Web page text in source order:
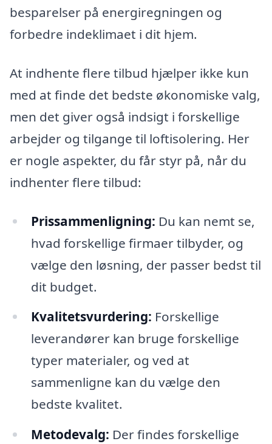
besparelser på energiregningen og
forbedre indeklimaet i dit hjem.
At indhente flere tilbud hjælper ikke kun
med at finde det bedste økonomiske valg,
men det giver også indsigt i forskellige
arbejder og tilgange til loftisolering. Her
er nogle aspekter, du får styr på, når du
indhenter flere tilbud:
Prissammenligning: Du kan nemt se,
hvad forskellige firmaer tilbyder, og
vælge den løsning, der passer bedst til
dit budget.
Kvalitetsvurdering: Forskellige
leverandører kan bruge forskellige
typer materialer, og ved at
sammenligne kan du vælge den
bedste kvalitet.
Metodevalg: Der findes forskellige